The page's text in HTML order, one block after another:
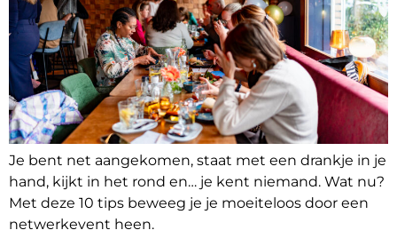
Je bent net aangekomen, staat met een drankje in je
hand, kijkt in het rond en… je kent niemand. Wat nu?
Met deze 10 tips beweeg je je moeiteloos door een
netwerkevent heen.